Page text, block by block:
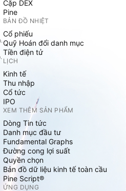
Cặp DEX
Pine
BẢN ĐỒ NHIỆT
Cổ phiếu
Quỹ Hoán đổi danh mục
Tiền điện tử
LỊCH
Kinh tế
Thu nhập
Cổ tức
IPO
XEM THÊM SẢN PHẨM
Dòng Tin tức
Danh mục đầu tư
Fundamental Graphs
Đường cong lợi suất
Quyền chọn
Bản đồ dữ liệu kinh tế toàn cầu
Pine Script®
ỨNG DỤNG